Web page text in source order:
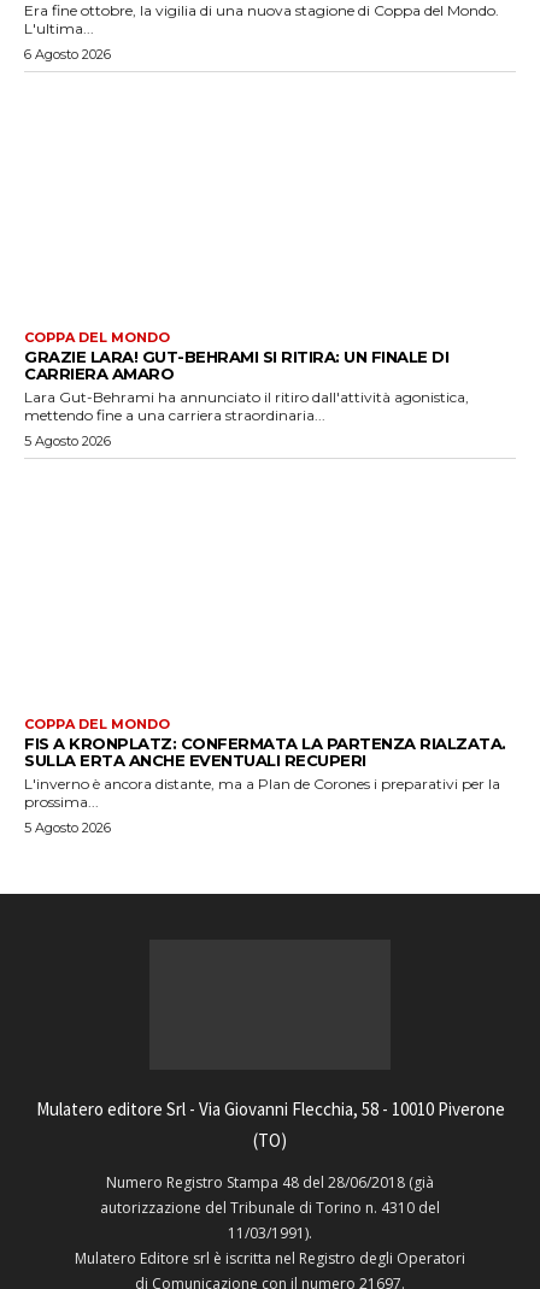
Era fine ottobre, la vigilia di una nuova stagione di Coppa del Mondo.
L'ultima...
6 Agosto 2026
COPPA DEL MONDO
GRAZIE LARA! GUT-BEHRAMI SI RITIRA: UN FINALE DI
CARRIERA AMARO
Lara Gut-Behrami ha annunciato il ritiro dall'attività agonistica,
mettendo fine a una carriera straordinaria...
5 Agosto 2026
COPPA DEL MONDO
FIS A KRONPLATZ: CONFERMATA LA PARTENZA RIALZATA.
SULLA ERTA ANCHE EVENTUALI RECUPERI
L'inverno è ancora distante, ma a Plan de Corones i preparativi per la
prossima...
5 Agosto 2026
Mulatero editore Srl - Via Giovanni Flecchia, 58 - 10010 Piverone
(TO)
Numero Registro Stampa 48 del 28/06/2018 (già
autorizzazione del Tribunale di Torino n. 4310 del
11/03/1991).
Mulatero Editore srl è iscritta nel Registro degli Operatori
di Comunicazione con il numero 21697.